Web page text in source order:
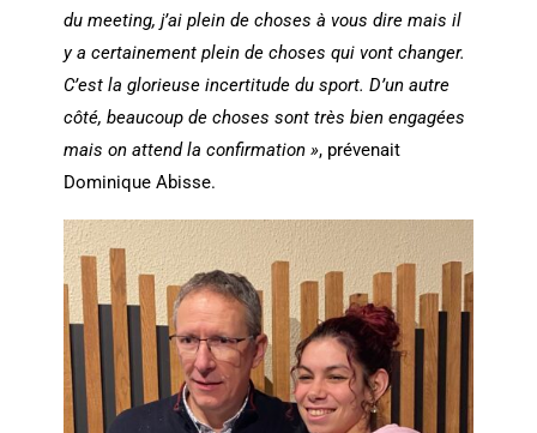
du meeting, j’ai plein de choses à vous dire mais il
y a certainement plein de choses qui vont changer.
C’est la glorieuse incertitude du sport. D’un autre
côté, beaucoup de choses sont très bien engagées
mais on attend la confirmation », prévenait
Dominique Abisse.